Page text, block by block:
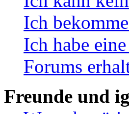
Ich
Ich habe
Forums
Freunde und